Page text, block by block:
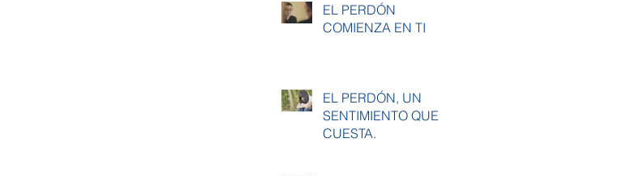
EL PERDÓN
COMIENZA EN TI
EL PERDÓN, UN
SENTIMIENTO QUE
CUESTA.